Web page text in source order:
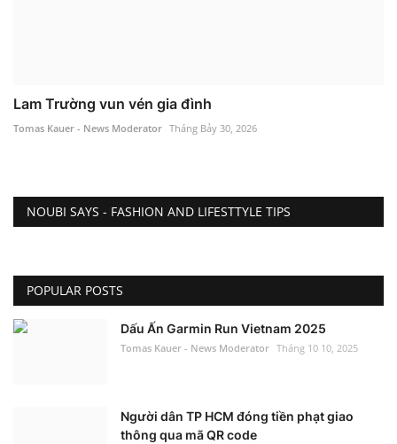
Lam Trường vun vén gia đình
Tomas Kauer - News Moderator Tháng Bảy 30, 2026
NOUBI SAYS - FASHION AND LIFESTTYLE TIPS
POPULAR POSTS
Dấu Ấn Garmin Run Vietnam 2025
Tomas Kauer - News Moderator Tháng 10 10, 2025
Người dân TP HCM đóng tiền phạt giao
thông qua mã QR code